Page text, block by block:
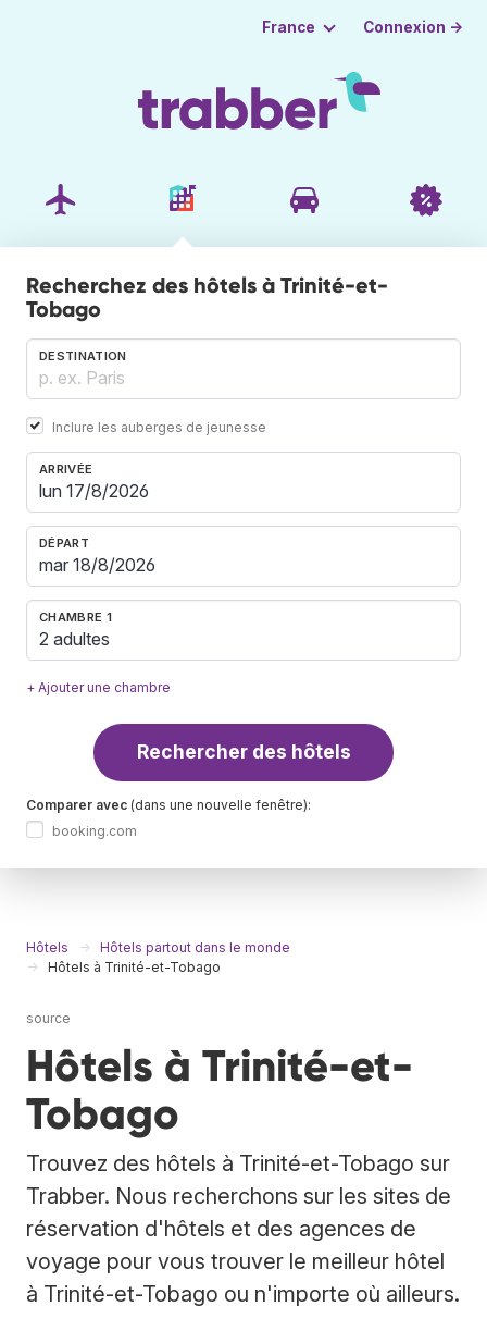
France Connexion →
Recherchez des hôtels à Trinité-et-
Tobago
DESTINATION
Inclure les auberges de jeunesse
ARRIVÉE
DÉPART
CHAMBRE 1
2 adultes
+ Ajouter une chambre
Rechercher des hôtels
Comparer avec (dans une nouvelle fenêtre):
booking.com
Hôtels
Hôtels partout dans le monde
Hôtels à Trinité-et-Tobago
source
Hôtels à Trinité-et-
Tobago
Trouvez des hôtels à Trinité-et-Tobago sur
Trabber. Nous recherchons sur les sites de
réservation d'hôtels et des agences de
voyage pour vous trouver le meilleur hôtel
à Trinité-et-Tobago ou n'importe où ailleurs.